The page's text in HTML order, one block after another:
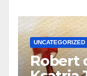
UNCATEGORIZED
Robert